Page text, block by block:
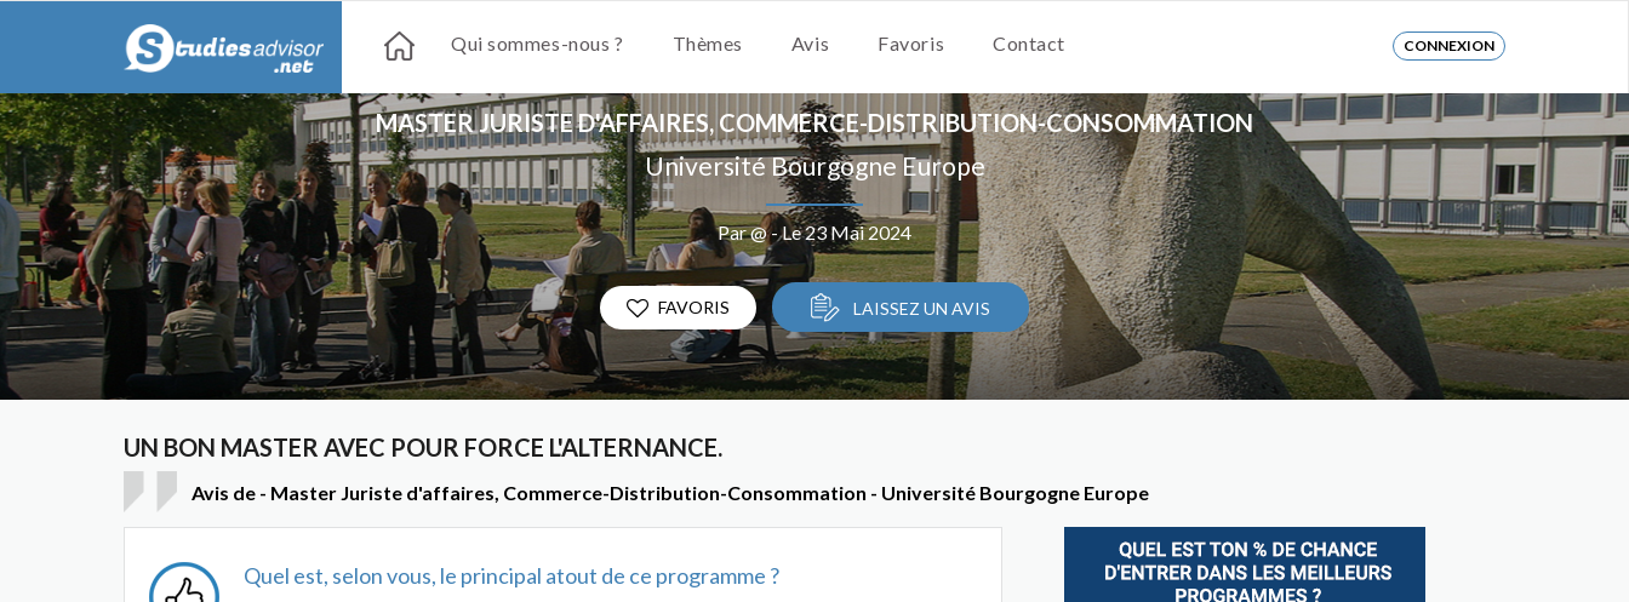
Qui sommes-nous ? Thèmes Avis Favoris Contact CONNEXION
MASTER JURISTE D'AFFAIRES, COMMERCE-DISTRIBUTION-CONSOMMATION
Université Bourgogne Europe
Par @ - Le 23 Mai 2024
FAVORIS LAISSEZ UN AVIS
UN BON MASTER AVEC POUR FORCE L'ALTERNANCE.
Avis de - Master Juriste d'affaires, Commerce-Distribution-Consommation - Université Bourgogne Europe
Quel est, selon vous, le principal atout de ce programme ?